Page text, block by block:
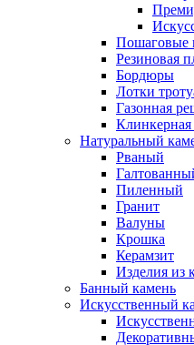
Пошаговые
Резиновая
Бордюры
Лотки
Газонная
Клинкерная
Натуральный
Рваный
Пиленный
Гранит
Валуны
Крошка
Керамзит
Изделия из
Банный камень
Искусственный